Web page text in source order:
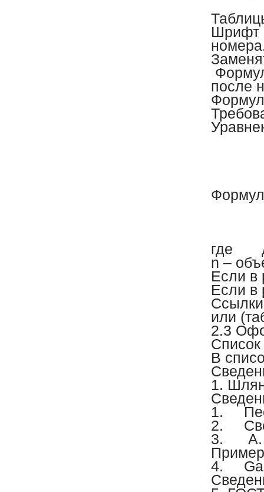
Шрифт
после
где
n –
Если в
Если в
или
2.3
В
1.
1.
2.
3.
4.